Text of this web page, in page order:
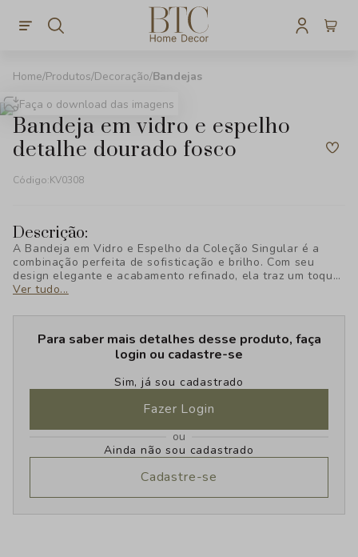
Produtos Decoração Bandejas
Faça o download das imagens
bandeja em vidro e espelho
detalhe dourado fosco
Código:KV0308
Descrição:
A Bandeja em Vidro e Espelho da Coleção Singular é a
combinação perfeita de sofisticação e brilho. Com seu
design elegante e acabamento refinado, ela traz um toque
de glamour à sua decoração, ideal para exibir ou organizar
Ver tudo...
Para saber mais detalhes desse produto, faça
login ou cadastre-se
Sim, já sou cadastrado
Fazer Login
ou
Ainda não sou cadastrado
Cadastre-se